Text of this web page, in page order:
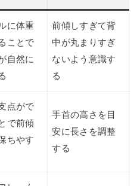
に体重
ことで
自然に
前傾しすぎて背
中が丸まりすぎ
ないよう意識す
る
点がで
で前傾
ちやす
手首の高さを目
安に長さを調整
する